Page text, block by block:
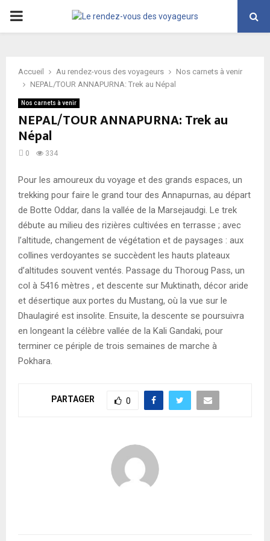
PRIMARY
Accueil Au rendez-vous des voyageurs
Nos carnets à venir
NEPAL/TOUR ANNAPURNA: Trek au Népal
Nos carnets à venir
NEPAL/TOUR ANNAPURNA: Trek au
Népal
0 334
Pour les amoureux du voyage et des grands espaces, un
trekking pour faire le grand tour des Annapurnas, au départ
de Botte Oddar, dans la vallée de la Marsejaudgi. Le trek
débute au milieu des rizières cultivées en terrasse ; avec
l’altitude, changement de végétation et de paysages : aux
collines verdoyantes se succèdent les hauts plateaux
d’altitudes souvent ventés. Passage du Thoroug Pass, un
col à 5416 mètres , et descente sur Muktinath, décor aride
et désertique aux portes du Mustang, où la vue sur le
Dhaulagiré est insolite. Ensuite, la descente se poursuivra
en longeant la célèbre vallée de la Kali Gandaki, pour
terminer ce périple de trois semaines de marche à
Pokhara.
PARTAGER 0